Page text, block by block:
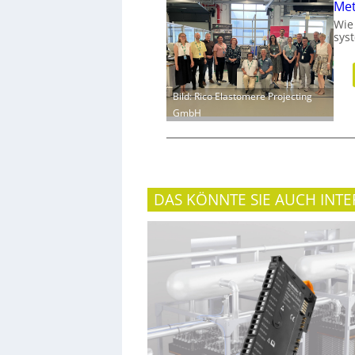
Bild: Rico Elastomere Projecting
GmbH
DAS KÖNNTE SIE AUCH